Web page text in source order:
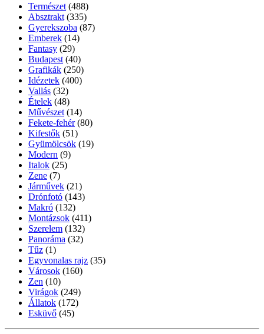
Természet (488)
Absztrakt (335)
Gyerekszoba (87)
Emberek (14)
Fantasy (29)
Budapest (40)
Grafikák (250)
Idézetek (400)
Vallás (32)
Ételek (48)
Művészet (14)
Fekete-fehér (80)
Kifestők (51)
Gyümölcsök (19)
Modern (9)
Italok (25)
Zene (7)
Járművek (21)
Drónfotó (143)
Makró (132)
Montázsok (411)
Szerelem (132)
Panoráma (32)
Tűz (1)
Egyvonalas rajz (35)
Városok (160)
Zen (10)
Virágok (249)
Állatok (172)
Esküvő (45)